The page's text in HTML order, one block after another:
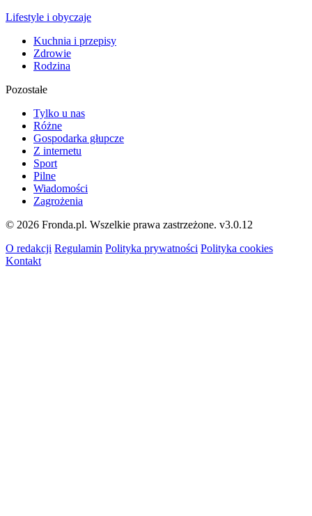
Lifestyle i obyczaje
Kuchnia i przepisy
Zdrowie
Rodzina
Pozostałe
Tylko u nas
Różne
Gospodarka głupcze
Z internetu
Sport
Pilne
Wiadomości
Zagrożenia
© 2026 Fronda.pl. Wszelkie prawa zastrzeżone. v3.0.12
O redakcji Regulamin Polityka prywatności Polityka cookies
Kontakt